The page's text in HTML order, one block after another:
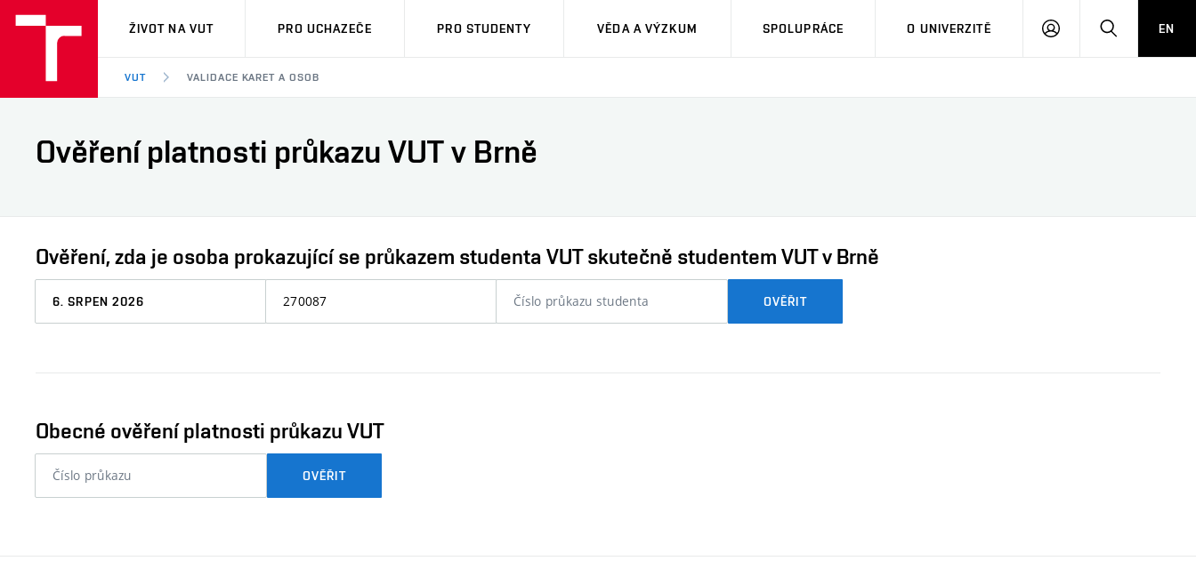
VUT
ŽIVOT NA VUT PRO UCHAZEČE PRO STUDENTY VĚDA A VÝZKUM SPOLUPRÁCE O UNIVERZITĚ
PŘIHLÁSIT HLEDATEN
VUT VALIDACE KARET A OSOB
Ověření platnosti průkazu VUT v Brně
Ověření, zda je osoba prokazující se průkazem studenta VUT skutečně studentem VUT v Brně
číslo
číslo
OVĚŘIT
Obecné ověření platnosti průkazu VUT
číslo
OVĚŘIT